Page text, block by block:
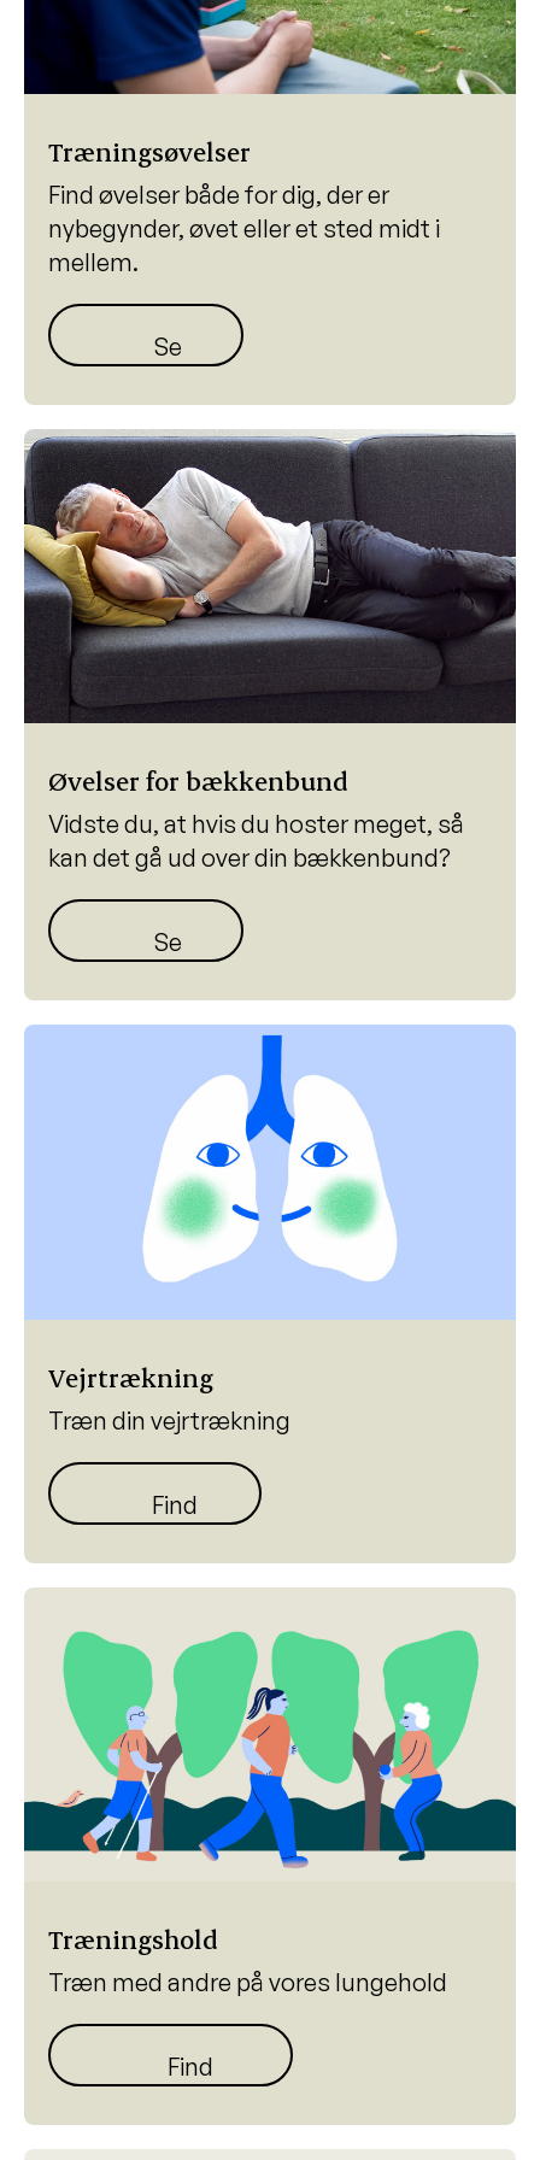
Træningsøvelser
Find øvelser både for dig, der er
nybegynder, øvet eller et sted midt i
mellem.
Se øvelser
Øvelser for bækkenbund
Vidste du, at hvis du hoster meget, så
kan det gå ud over din bækkenbund?
Se øvelser
Vejrtrækning
Træn din vejrtrækning
Find øvelser
Træningshold
Træn med andre på vores lungehold
Find lungehold